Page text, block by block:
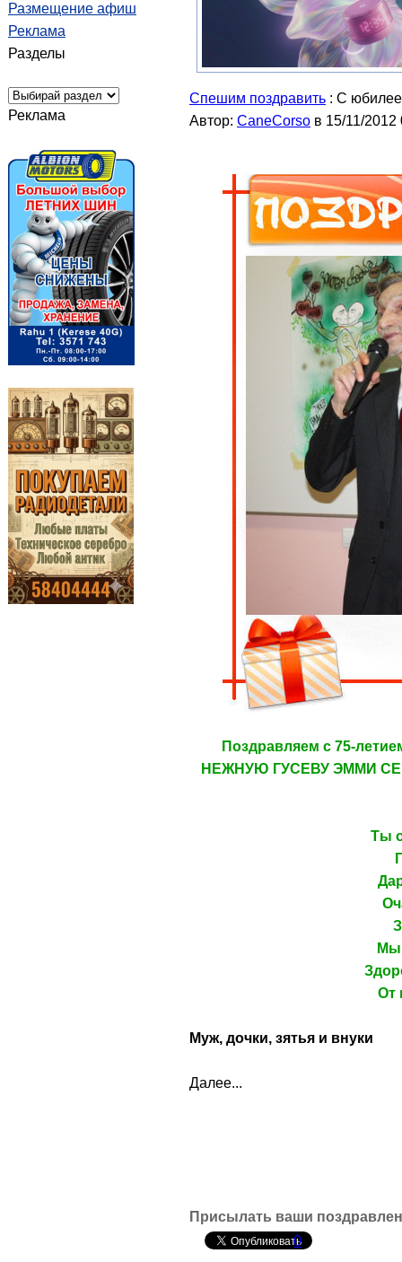
Размещение афиш
Реклама
Разделы
Реклама
Спешим поздравить : C
Автор: CaneCorso в 15/11/2012
Поздравляем с 75-
НЕЖНУЮ ГУСЕВУ ЭММИ
Ты
Мы
От
Муж, дочки, зятья и внуки
Далее...
Присылать ваши
0